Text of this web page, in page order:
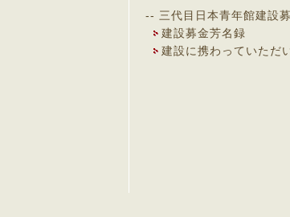
-- 三代目日本青年館建設
建設募金芳名録
建設に携わっていただ